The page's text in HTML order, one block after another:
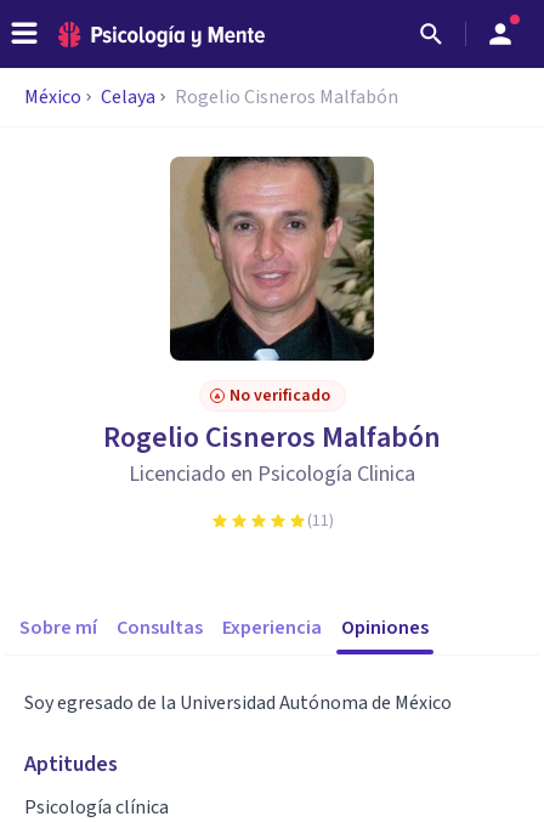
México Celaya Rogelio Cisneros Malfabón
No verificado
Rogelio Cisneros Malfabón
Licenciado en Psicología Clinica
(11)
Sobre mí Consultas Experiencia Opiniones
Soy egresado de la Universidad Autónoma de México
Aptitudes
Psicología clínica